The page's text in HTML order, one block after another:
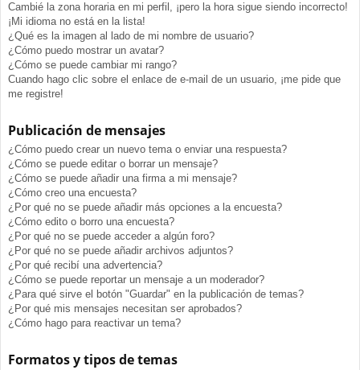
Cambié la zona horaria en mi perfil, ¡pero la hora sigue siendo incorrecto!
¡Mi idioma no está en la lista!
¿Qué es la imagen al lado de mi nombre de usuario?
¿Cómo puedo mostrar un avatar?
¿Cómo se puede cambiar mi rango?
Cuando hago clic sobre el enlace de e-mail de un usuario, ¡me pide que
me registre!
Publicación de mensajes
¿Cómo puedo crear un nuevo tema o enviar una respuesta?
¿Cómo se puede editar o borrar un mensaje?
¿Cómo se puede añadir una firma a mi mensaje?
¿Cómo creo una encuesta?
¿Por qué no se puede añadir más opciones a la encuesta?
¿Cómo edito o borro una encuesta?
¿Por qué no se puede acceder a algún foro?
¿Por qué no se puede añadir archivos adjuntos?
¿Por qué recibí una advertencia?
¿Cómo se puede reportar un mensaje a un moderador?
¿Para qué sirve el botón "Guardar" en la publicación de temas?
¿Por qué mis mensajes necesitan ser aprobados?
¿Cómo hago para reactivar un tema?
Formatos y tipos de temas